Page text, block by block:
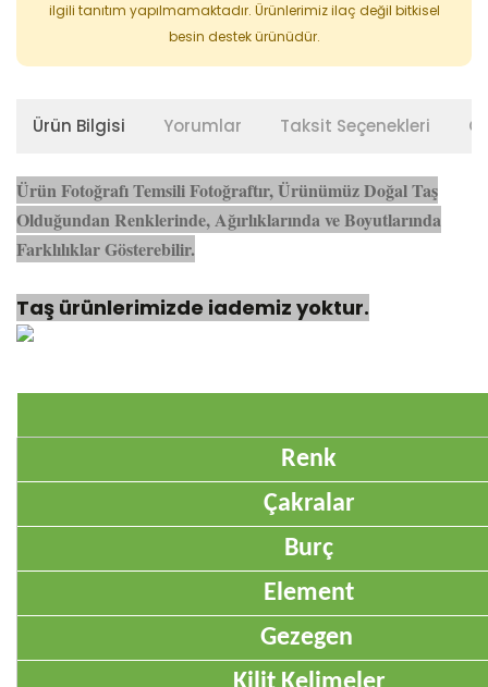
ilgili tanıtım yapılmamaktadır. Ürünlerimiz ilaç değil bitkisel
besin destek ürünüdür.
Ürün Bilgisi Yorumlar Taksit Seçenekleri
Ürün Fotoğrafı Temsili Fotoğraftır, Ürünümüz Doğal Taş
Olduğundan Renklerinde, Ağırlıklarında ve Boyutlarında
Farklılıklar Gösterebilir.
Taş ürünlerimizde iademiz yoktur.
Renk
Çakralar
Burç
Element
Gezegen